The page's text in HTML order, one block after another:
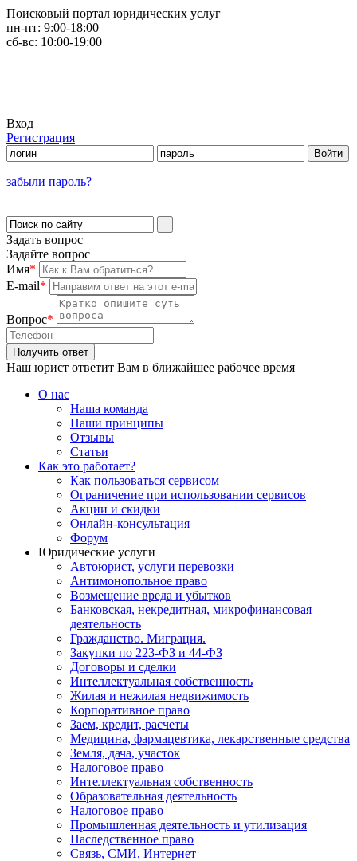
Поисковый портал юридических услуг
пн-пт: 9:00-18:00
сб-вс: 10:00-19:00
Вход
Регистрация
забыли пароль?
Задать вопрос
Задайте вопрос
Имя*
E-mail*
Вопрос*
Наш юрист ответит Вам в ближайшее рабочее время
О нас
Наша команда
Наши принципы
Отзывы
Статьи
Как это работает?
Как пользоваться сервисом
Ограничение при использовании сервисов
Акции и скидки
Онлайн-консультация
Форум
Юридические услуги
Автоюрист, услуги перевозки
Антимонопольное право
Возмещение вреда и убытков
Банковская, некредитная, микрофинансовая
деятельность
Гражданство. Миграция.
Закупки по 223-ФЗ и 44-ФЗ
Договоры и сделки
Интеллектуальная собственность
Жилая и нежилая недвижимость
Корпоративное право
Заем, кредит, расчеты
Медицина, фармацевтика, лекарственные средства
Земля, дача, участок
Налоговое право
Интеллектуальная собственность
Образовательная деятельность
Налоговое право
Промышленная деятельность и утилизация
Наследственное право
Связь, СМИ, Интернет